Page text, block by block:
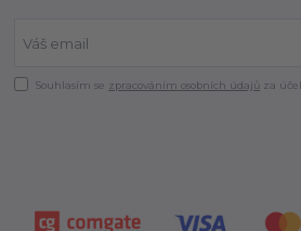
Souhlasím se zpracováním osobních údajů za